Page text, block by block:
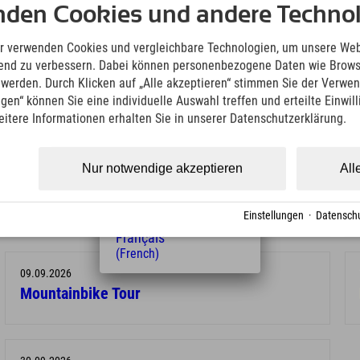
Mountainbike Tour
09.09.2026
Mountainbike Tour
Cookies und andere
verwenden Cookies und vergleichbare Technologien, um unsere
zu verbessern. Dabei können personenbezogene Daten wie
Durch Klicken auf „Alle akzeptieren“ stimmen Sie der
können Sie eine individuelle Auswahl treffen und erteilte
Informationen erhalten Sie in unserer Datenschutzerklärung.
Nur notwendige akzeptieren
Einstellungen ·
Deutsch
(German)
English
(English)
Italiano
(Italian)
Čeština
(Czech)
Magyar
Nederlands
Français
(French)